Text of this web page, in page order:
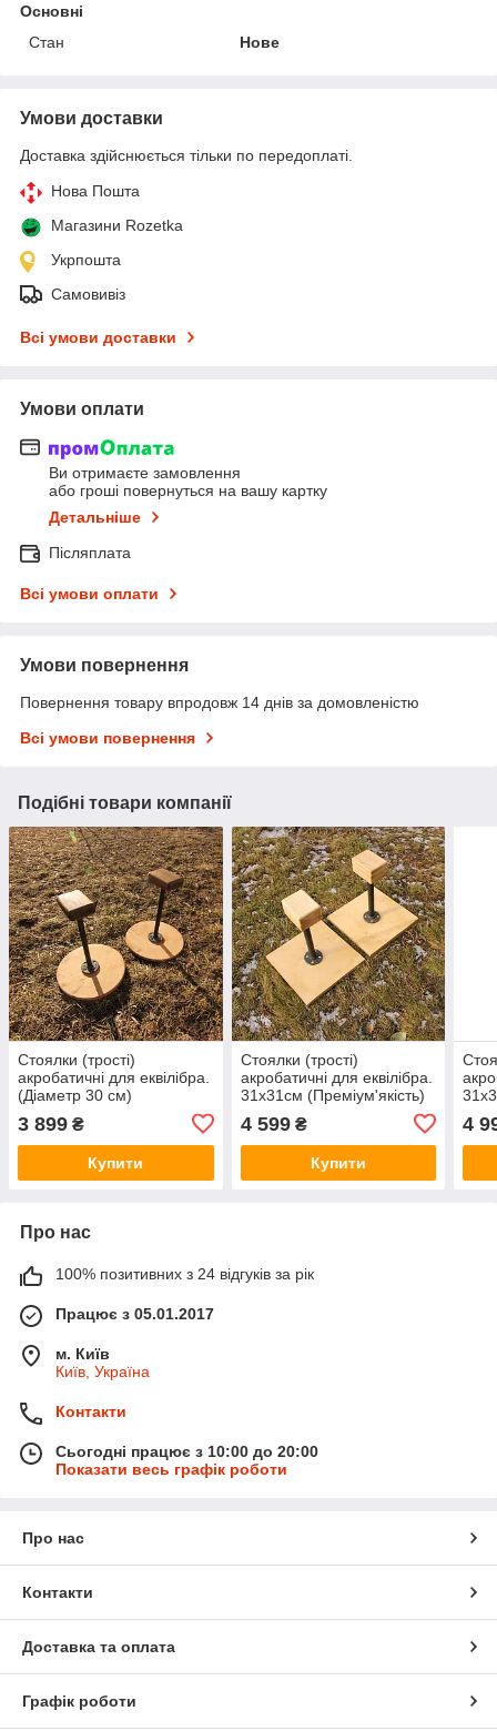
Основні
Стан
Нове
Умови доставки
Доставка здійснюється тільки по передоплаті.
Нова Пошта
Магазини Rozetka
Укрпошта
Самовивіз
Всі умови доставки
Умови оплати
Ви отримаєте замовлення
або гроші повернуться на вашу картку
Детальніше
Післяплата
Всі умови оплати
Умови повернення
Повернення товару впродовж 14 днів за домовленістю
Всі умови повернення
Подібні товари компанії
Стоялки (трості)
акробатичні для еквілібра.
(Діаметр 30 см)
3 899 ₴
Купити
Стоялки (трості)
акробатичні для еквілібра.
31х31см (Преміум'якість)
4 599₴
Купити
4
Про нас
100% позитивних з 24 відгуків за рік
Працює з 05.01.2017
м. Київ
Київ, Україна
Контакти
Сьогодні працює з 10:00 до 20:00
Показати весь графік роботи
Про нас
Контакти
Доставка та оплата
Графік роботи